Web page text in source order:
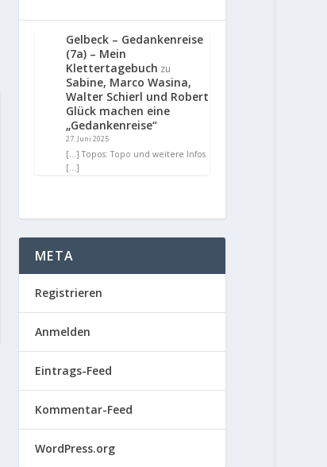
Gelbeck – Gedankenreise
(7a) – Mein
Klettertagebuch zu
Sabine, Marco Wasina,
Walter Schierl und Robert
Glück machen eine
„Gedankenreise“
27. Juni 2025
[…] Topos: Topo und weitere Infos
[…]
META
Registrieren
Anmelden
Eintrags-Feed
Kommentar-Feed
WordPress.org